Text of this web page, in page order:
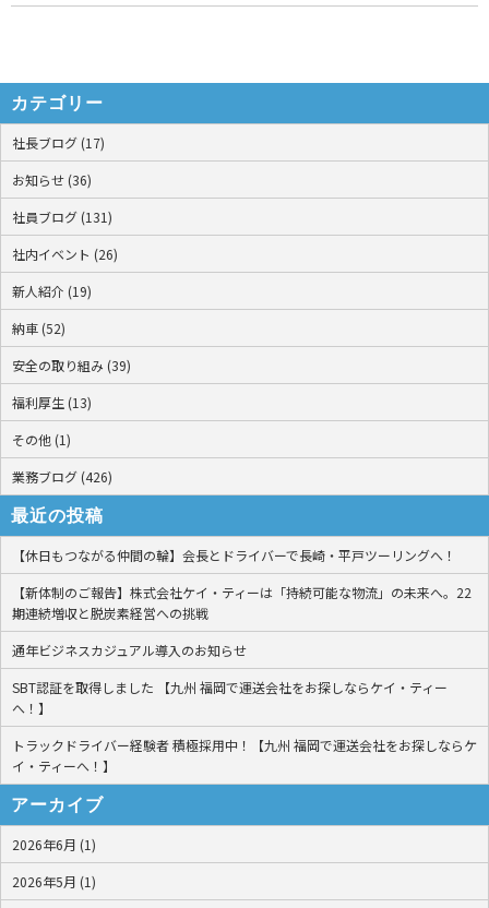
カテゴリー
社長ブログ (17)
お知らせ (36)
社員ブログ (131)
社内イベント (26)
新人紹介 (19)
納車 (52)
安全の取り組み (39)
福利厚生 (13)
その他 (1)
業務ブログ (426)
最近の投稿
【休日もつながる仲間の輪】会長とドライバーで長崎・平戸ツーリングへ！
【新体制のご報告】株式会社ケイ・ティーは「持続可能な物流」の未来へ。22
期連続増収と脱炭素経営への挑戦
通年ビジネスカジュアル導入のお知らせ
SBT認証を取得しました 【九州 福岡で運送会社をお探しならケイ・ティー
へ！】
トラックドライバー経験者 積極採用中！【九州 福岡で運送会社をお探しならケ
イ・ティーへ！】
アーカイブ
2026年6月 (1)
2026年5月 (1)